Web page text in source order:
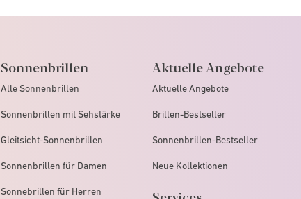
Sonnenbrillen
Alle Sonnenbrillen
Sonnenbrillen mit Sehstärke
Gleitsicht-Sonnenbrillen
Sonnenbrillen für Damen
Sonnebrillen für Herren
Aktuelle Angebote
Aktuelle Angebote
Brillen-Bestseller
Sonnenbrillen-Bestseller
Neue Kollektionen